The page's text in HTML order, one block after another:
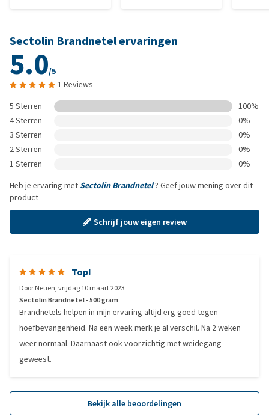
Sectolin Brandnetel ervaringen
5.0/5
1 Reviews
5 Sterren
100%
4 Sterren
0%
3 Sterren
0%
2 Sterren
0%
1 Sterren
0%
Heb je ervaring met Sectolin Brandnetel? Geef jouw mening over dit
product
Schrijf jouw eigen review
Top!
DoorNeuen,vrijdag 10 maart 2023
Sectolin Brandnetel - 500 gram
Brandnetels helpen in mijn ervaring altijd erg goed tegen
hoefbevangenheid. Na een week merk je al verschil. Na 2 weken
weer normaal. Daarnaast ook voorzichtig met weidegang
geweest.
Bekijk alle beoordelingen